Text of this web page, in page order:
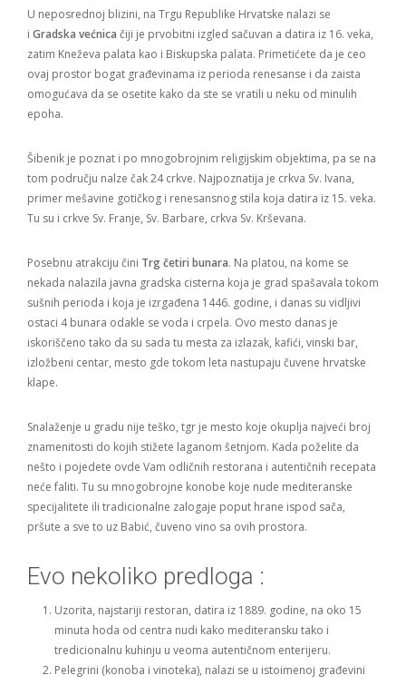
U neposrednoj blizini, na Trgu Republike Hrvatske nalazi se
i Gradska većnica čiji je prvobitni izgled sačuvan a datira iz 16. veka,
zatim Kneževa palata kao i Biskupska palata. Primetićete da je ceo
ovaj prostor bogat građevinama iz perioda renesanse i da zaista
omogućava da se osetite kako da ste se vratili u neku od minulih
epoha.
Šibenik je poznat i po mnogobrojnim religijskim objektima, pa se na
tom području nalze čak 24 crkve. Najpoznatija je crkva Sv. Ivana,
primer mešavine gotičkog i renesansnog stila koja datira iz 15. veka.
Tu su i crkve Sv. Franje, Sv. Barbare, crkva Sv. Krševana.
Posebnu atrakciju čini Trg četiri bunara. Na platou, na kome se
nekada nalazila javna gradska cisterna koja je grad spašavala tokom
sušnih perioda i koja je izrgađena 1446. godine, i danas su vidljivi
ostaci 4 bunara odakle se voda i crpela. Ovo mesto danas je
iskoriščeno tako da su sada tu mesta za izlazak, kafići, vinski bar,
izložbeni centar, mesto gde tokom leta nastupaju čuvene hrvatske
klape.
Snalaženje u gradu nije teško, tgr je mesto koje okuplja najveći broj
znamenitosti do kojih stižete laganom šetnjom. Kada poželite da
nešto i pojedete ovde Vam odličnih restorana i autentičnih recepata
neće faliti. Tu su mnogobrojne konobe koje nude mediteranske
specijalitete ili tradicionalne zalogaje poput hrane ispod sača,
pršute a sve to uz Babić, čuveno vino sa ovih prostora.
Evo nekoliko predloga :
Uzorita, najstariji restoran, datira iz 1889. godine, na oko 15
minuta hoda od centra nudi kako mediteransku tako i
tredicionalnu kuhinju u veoma autentičnom enterijeru.
Pelegrini (konoba i vinoteka), nalazi se u istoimenoj građevini